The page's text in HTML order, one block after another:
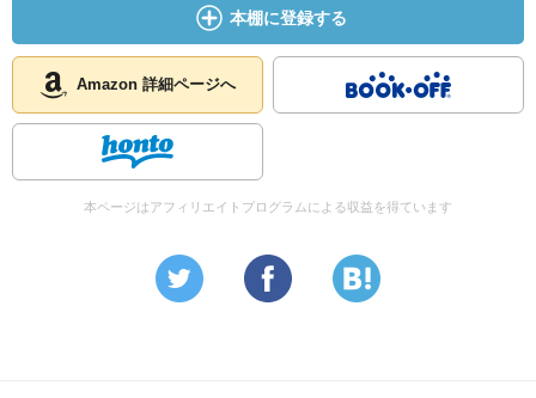
・韓国は、北朝鮮問題に対する当事者意識、国防への責任
意識をまるで持ち合わせておらず、ビジネスだけに関心を
・戦争で守る原則とは、１）常にアクションを仕掛ける、
２）即興性を恐れない、３）リスクをとる（ｐ６７）
・核兵器の使い道は、相手の核兵器の使用を抑止するこ
れるのが前提（ｐ７３）
本棚に登録する
Amazon 詳細ページへ
本ページはアフィリエイトプログラムによる収益を得ています